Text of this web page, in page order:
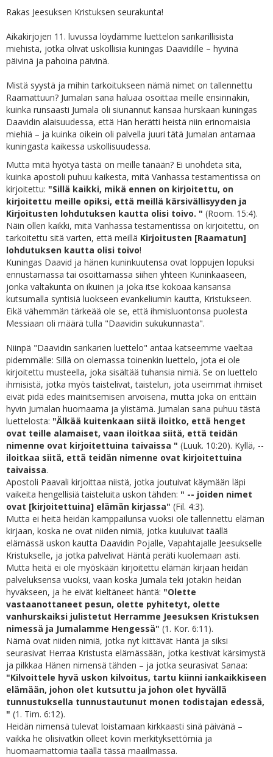
Rakas Jeesuksen Kristuksen seurakunta!
Aikakirjojen 11. luvussa löydämme luettelon sankarillisista
miehistä, jotka olivat uskollisia kuningas Daavidille – hyvinä
päivinä ja pahoina päivinä.
Mistä syystä ja mihin tarkoitukseen nämä nimet on tallennettu
Raamattuun? Jumalan sana haluaa osoittaa meille ensinnäkin,
kuinka runsaasti Jumala oli siunannut kansaa hurskaan kuningas
Daavidin alaisuudessa, että Hän herätti heistä niin erinomaisia
miehiä – ja kuinka oikein oli palvella juuri tätä Jumalan antamaa
kuningasta kaikessa uskollisuudessa.
Mutta mitä hyötyä tästä on meille tänään? Ei unohdeta sitä,
kuinka apostoli puhuu kaikesta, mitä Vanhassa testamentissa on
kirjoitettu: "Sillä kaikki, mikä ennen on kirjoitettu, on
kirjoitettu meille opiksi, että meillä kärsivällisyyden ja
Kirjoitusten lohdutuksen kautta olisi toivo. " (Room. 15:4).
Näin ollen kaikki, mitä Vanhassa testamentissa on kirjoitettu, on
tarkoitettu sitä varten, että meillä Kirjoitusten [Raamatun]
lohdutuksen kautta olisi toivo!
Kuningas Daavid ja hänen kuninkuutensa ovat loppujen lopuksi
ennustamassa tai osoittamassa siihen yhteen Kuninkaaseen,
jonka valtakunta on ikuinen ja joka itse kokoaa kansansa
kutsumalla syntisiä luokseen evankeliumin kautta, Kristukseen.
Eikä vähemmän tärkeää ole se, että ihmisluontonsa puolesta
Messiaan oli määrä tulla "Daavidin sukukunnasta".
Niinpä "Daavidin sankarien luettelo" antaa katseemme vaeltaa
pidemmälle: Sillä on olemassa toinenkin luettelo, jota ei ole
kirjoitettu musteella, joka sisältää tuhansia nimiä. Se on luettelo
ihmisistä, jotka myös taistelivat, taistelun, jota useimmat ihmiset
eivät pidä edes mainitsemisen arvoisena, mutta joka on erittäin
hyvin Jumalan huomaama ja ylistämä. Jumalan sana puhuu tästä
luettelosta: "Älkää kuitenkaan siitä iloitko, että henget
ovat teille alamaiset, vaan iloitkaa siitä, että teidän
nimenne ovat kirjoitettuina taivaissa " (Luuk. 10:20). Kyllä, --
iloitkaa siitä, että teidän nimenne ovat kirjoitettuina
taivaissa.
Apostoli Paavali kirjoittaa niistä, jotka joutuivat käymään läpi
vaikeita hengellisiä taisteluita uskon tähden: " -- joiden nimet
ovat [kirjoitettuina] elämän kirjassa" (Fil. 4:3).
Mutta ei heitä heidän kamppailunsa vuoksi ole tallennettu elämän
kirjaan, koska ne ovat niiden nimiä, jotka kuuluivat täällä
elämässä uskon kautta Daavidin Pojalle, Vapahtajalle Jeesukselle
Kristukselle, ja jotka palvelivat Häntä peräti kuolemaan asti.
Mutta heitä ei ole myöskään kirjoitettu elämän kirjaan heidän
palveluksensa vuoksi, vaan koska Jumala teki jotakin heidän
hyväkseen, ja he eivät kieltäneet häntä: "Olette
vastaanottaneet pesun, olette pyhitetyt, olette
vanhurskaiksi julistetut Herramme Jeesuksen Kristuksen
nimessä ja Jumalamme Hengessä" (1. Kor. 6:11).
Nämä ovat niiden nimiä, jotka nyt kiittävät Häntä ja siksi
seurasivat Herraa Kristusta elämässään, jotka kestivät kärsimystä
ja pilkkaa Hänen nimensä tähden – ja jotka seurasivat Sanaa:
"Kilvoittele hyvä uskon kilvoitus, tartu kiinni iankaikkiseen
elämään, johon olet kutsuttu ja johon olet hyvällä
tunnustuksella tunnustautunut monen todistajan edessä,
" (1. Tim. 6:12).
Heidän nimensä tulevat loistamaan kirkkaasti sinä päivänä –
vaikka he olisivatkin olleet kovin merkityksettömiä ja
huomaamattomia täällä tässä maailmassa.